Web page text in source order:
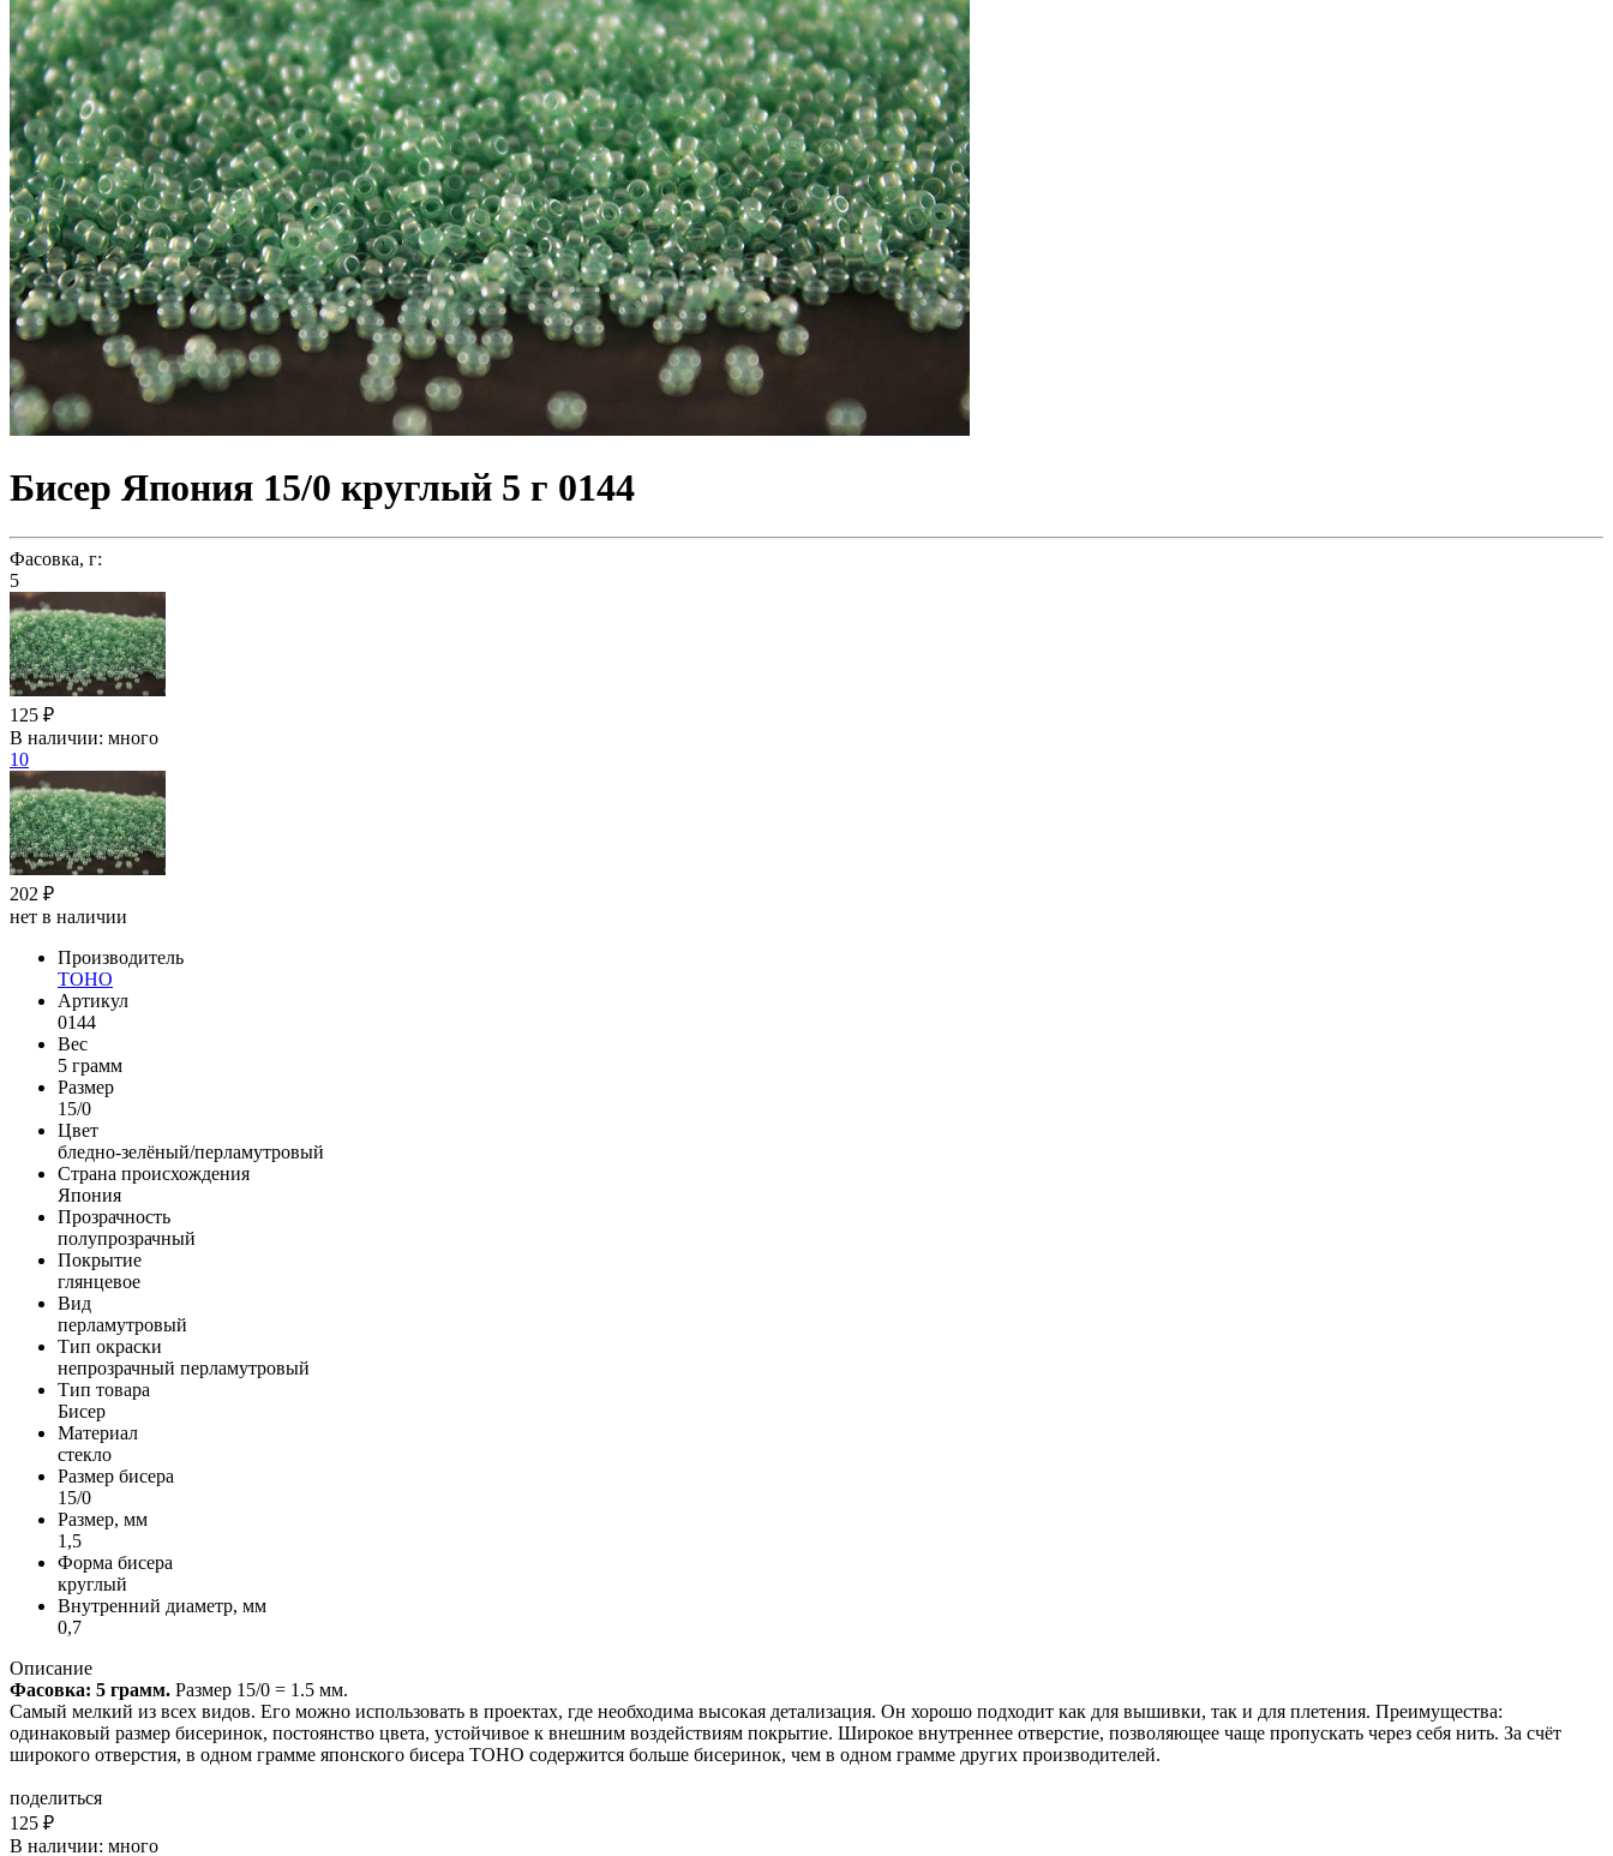
Бисер Япония 15/0 круглый 5 г 0144
Фасовка, г:
5
125 ₽
В наличии: много
10
202 ₽
нет в наличии
Производитель
TOHO
Артикул
0144
Вес
5 грамм
Размер
15/0
Цвет
бледно-зелёный/перламутровый
Страна происхождения
Япония
Прозрачность
полупрозрачный
Покрытие
глянцевое
Вид
перламутровый
Тип окраски
непрозрачный перламутровый
Тип товара
Бисер
Материал
стекло
Размер бисера
15/0
Размер, мм
1,5
Форма бисера
круглый
Внутренний диаметр, мм
0,7
Описание
Фасовка: 5 грамм. Размер 15/0 = 1.5 мм.
Самый мелкий из всех видов. Его можно использовать в проектах, где необходима высокая детализация. Он хорошо подходит как для вышивки, так и для плетения. Преимущества:
одинаковый размер бисеринок, постоянство цвета, устойчивое к внешним воздействиям покрытие. Широкое внутреннее отверстие, позволяющее чаще пропускать через себя нить. За счёт
широкого отверстия, в одном грамме японского бисера TOHO содержится больше бисеринок, чем в одном грамме других производителей.
поделиться
125 ₽
В наличии: много